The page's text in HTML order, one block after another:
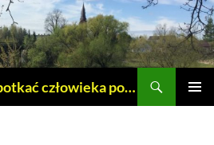
Agzie czyli co może spotkać człowieka po 45 – tce.